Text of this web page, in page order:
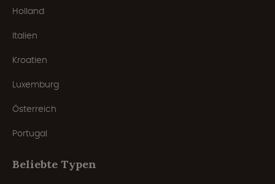
Holland
Italien
Kroatien
Luxemburg
Österreich
Portugal
Beliebte Typen